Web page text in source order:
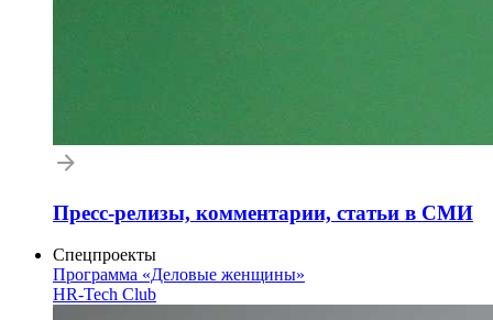
Пресс-релизы, комментарии, статьи в СМИ
Спецпроекты
Программа «Деловые женщины»
HR-Tech Club